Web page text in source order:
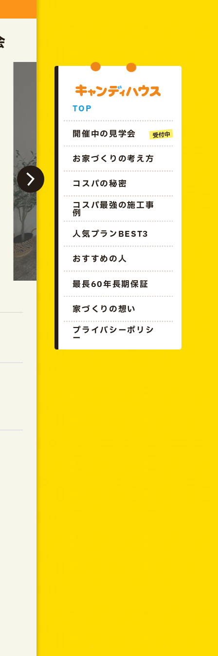
TOP
開催中の見学会
お家づくりの考え方
コスパの秘密
コスパ最強の施工事
例
人気プランBEST3
おすすめの人
最長60年長期保証
家づくりの想い
プライバシーポリシ
ー
終了しました